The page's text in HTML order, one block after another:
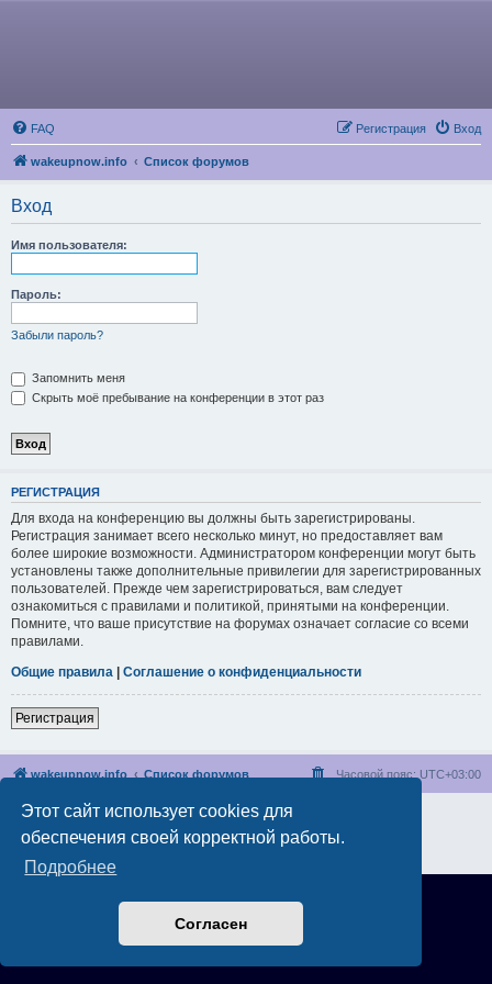
Этот сайт использует cookies для
обеспечения своей корректной работы.
Подробнее
Согласен
FAQ Вход
Регистрация
wakeupnow.info Список форумов
Вход
Имя пользователя:
Пароль:
Забыли пароль?
Запомнить меня
Скрыть моё пребывание на конференции в этот раз
РЕГИСТРАЦИЯ
Для входа на конференцию вы должны быть зарегистрированы.
Регистрация занимает всего несколько минут, но предоставляет вам
более широкие возможности. Администратором конференции могут быть
установлены также дополнительные привилегии для зарегистрированных
пользователей. Прежде чем зарегистрироваться, вам следует
ознакомиться с правилами и политикой, принятыми на конференции.
Помните, что ваше присутствие на форумах означает согласие со всеми
правилами.
Общие правила | Соглашение о конфиденциальности
Регистрация
wakeupnow.info Список форумов Часовой пояс: UTC+03:00
Создано на основе phpBB® Forum Software © phpBB Limited
Русская поддержка phpBB